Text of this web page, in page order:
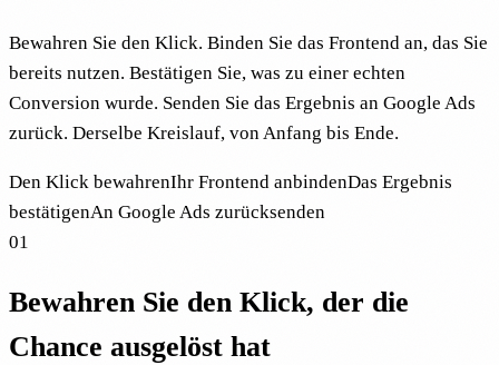
Bewahren Sie den Klick. Binden Sie das Frontend an, das Sie
bereits nutzen. Bestätigen Sie, was zu einer echten
Conversion wurde. Senden Sie das Ergebnis an Google Ads
zurück. Derselbe Kreislauf, von Anfang bis Ende.
Den Klick bewahrenIhr Frontend anbindenDas Ergebnis
bestätigenAn Google Ads zurücksenden
01
Bewahren Sie den Klick, der die
Chance ausgelöst hat